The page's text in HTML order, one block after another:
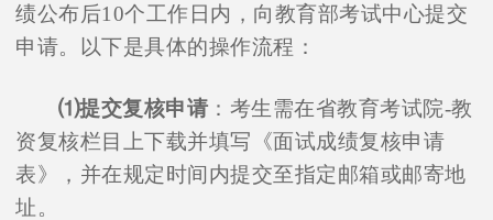
绩公布后10个工作日内，向教育部考试中心提交
申请。以下是具体的操作流程：
⑴提交复核申请 ：考生需在省教育考试院-教
资复核栏目上下载并填写《面试成绩复核申请
表》，并在规定时间内提交至指定邮箱或邮寄地
址。